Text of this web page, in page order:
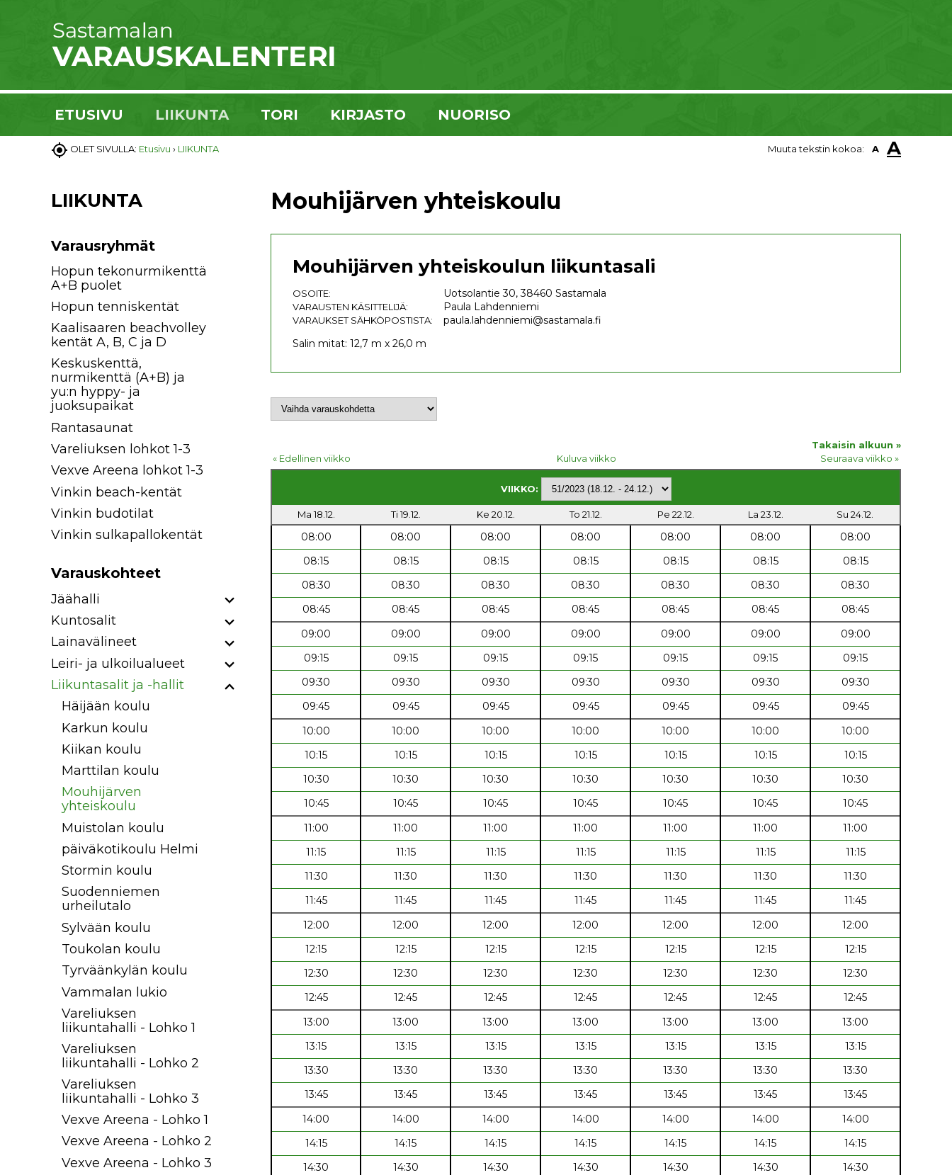
ETUSIVU LIIKUNTA TORI KIRJASTO NUORISO
 OLET SIVULLA: Etusivu › LIIKUNTA Muuta tekstin kokoa: A A
LIIKUNTA
Varausryhmät
Hopun tekonurmikenttä
A+B puolet
Hopun tenniskentät
Kaalisaaren beachvolley
kentät A, B, C ja D
Keskuskenttä,
nurmikenttä (A+B) ja
yu:n hyppy- ja
juoksupaikat
Rantasaunat
Vareliuksen lohkot 1-3
Vexve Areena lohkot 1-3
Vinkin beach-kentät
Vinkin budotilat
Vinkin sulkapallokentät
Varauskohteet
Jäähalli
Kuntosalit
Lainavälineet
Leiri- ja ulkoilualueet
Liikuntasalit ja -hallit
Häijään koulu
Karkun koulu
Kiikan koulu
Marttilan koulu
Mouhijärven
yhteiskoulu
Muistolan koulu
päiväkotikoulu Helmi
Stormin koulu
Suodenniemen
urheilutalo
Sylvään koulu
Toukolan koulu
Tyrväänkylän koulu
Vammalan lukio
Vareliuksen
liikuntahalli - Lohko 1
Vareliuksen
liikuntahalli - Lohko 2
Vareliuksen
liikuntahalli - Lohko 3
Vexve Areena - Lohko 1
Vexve Areena - Lohko 2
Vexve Areena - Lohko 3
Mouhijärven yhteiskoulu
Mouhijärven yhteiskoulun liikuntasali
OSOITE: Uotsolantie 30, 38460 Sastamala
VARAUSTEN KÄSITTELIJÄ: Paula Lahdenniemi
VARAUKSET SÄHKÖPOSTISTA:
paula.lahdenniemi@sastamala.fi
Salin mitat: 12,7 m x 26,0 m
Takaisin alkuun »
« Edellinen viikko
Kuluva viikko Seuraava viikko »
VIIKKO:
Ma 18.12. Ti 19.12. Ke 20.12. To 21.12. Pe 22.12. La 23.12. Su 24.12.
08:00 08:00 08:00 08:00 08:00 08:00
08:00
08:15
08:15 08:15 08:15 08:15 08:15
08:15
08:30
08:30 08:30 08:30 08:30 08:30
08:30
08:45
08:45 08:45 08:45 08:45 08:45
08:45
09:00
09:00 09:00 09:00 09:00 09:00
09:00
09:15
09:15 09:15 09:15 09:15 09:15
09:15
09:30
09:30 09:30 09:30 09:30 09:30
09:30
09:45
09:45 09:45 09:45 09:45 09:45
09:45
10:00
10:00 10:00 10:00 10:00 10:00
10:00
10:15
10:15 10:15 10:15 10:15 10:15
10:15
10:30
10:30 10:30 10:30 10:30 10:30
10:30
10:45
10:45 10:45 10:45 10:45 10:45
10:45
11:00
11:00 11:00 11:00 11:00 11:00
11:00
11:15
11:15 11:15 11:15 11:15 11:15
11:15
11:30
11:30 11:30 11:30 11:30 11:30
11:30
11:45
11:45 11:45 11:45 11:45 11:45
11:45
12:00
12:00 12:00 12:00 12:00 12:00
12:00
12:15
12:15 12:15 12:15 12:15 12:15
12:15
12:30
12:30 12:30 12:30 12:30 12:30
12:30
12:45
12:45 12:45 12:45 12:45 12:45
12:45
13:00
13:00 13:00 13:00 13:00 13:00
13:00
13:15
13:15 13:15 13:15 13:15 13:15
13:15
13:30
13:30 13:30 13:30 13:30 13:30
13:30
13:45
13:45 13:45 13:45 13:45 13:45
13:45
14:00
14:00 14:00 14:00 14:00 14:00
14:00
14:15
14:15 14:15 14:15 14:15 14:15
14:15
14:30
14:30 14:30 14:30 14:30 14:30
14:30